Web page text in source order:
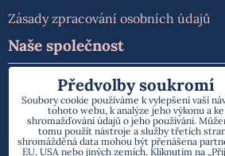
Zásady zpracování osobních údajů
Naše společnost
Kontakt
Předvolby soukromí
Soubory cookie používáme k vylepšení vaší
tohoto webu, k analýze jeho výkonu a ke
shromažďování údajů o jeho používání.
tomu použít nástroje a služby třetích
shromážděná data mohou být přenášena
EU, USA nebo jiných zemích. Kliknutím na